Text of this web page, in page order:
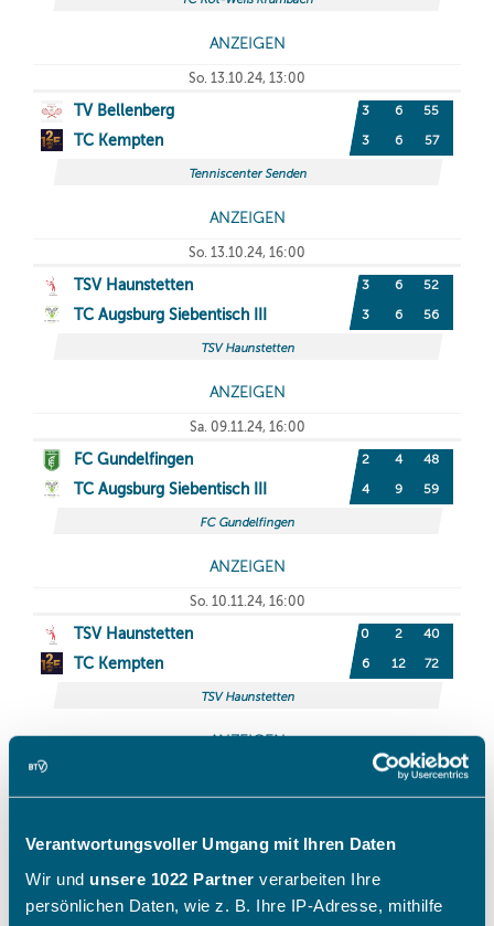
Verantwortungsvoller Umgang mit Ihren Daten
Wir und unsere 1022 Partner verarbeiten Ihre
persönlichen Daten, wie z. B. Ihre IP-Adresse, mithilfe